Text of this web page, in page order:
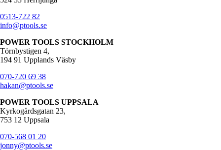
0513-722 82
info@ptools.se
POWER TOOLS STOCKHOLM
Törnbystigen 4,
194 91 Upplands Väsby
070-720 69 38
hakan@ptools.se
POWER TOOLS UPPSALA
Kyrkogårdsgatan 23,
753 12 Uppsala
070-568 01 20
jonny@ptools.se